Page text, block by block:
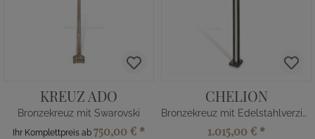
KREUZ ADO
Bronzekreuz mit Swarovski
Ihr Komplettpreis ab 750,00 € *
CHELION
Bronzekreuz mit Edelstahlverzierung
1.015,00 € *